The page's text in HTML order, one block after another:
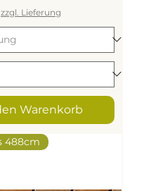
zzgl. Lieferung
Warenkorb
488cm